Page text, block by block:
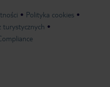
Polityka cookies
turystycznych